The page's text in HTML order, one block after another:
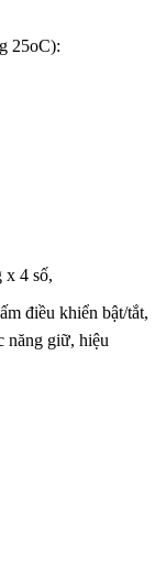
25oC):
x 4 số,
điều khiển bật/tắt,
năng giữ, hiệu